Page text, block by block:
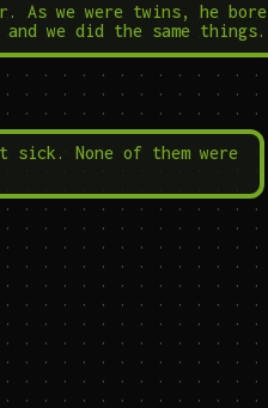
As we were twins, he bore
we did the same things.
sick. None of them were